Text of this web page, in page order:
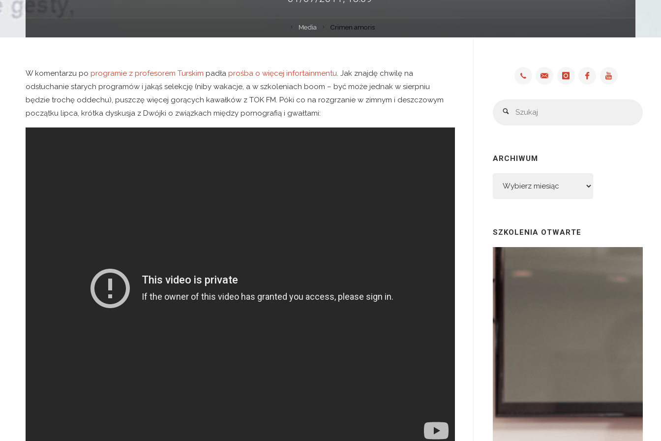
Media Crimen amoris
W komentarzu po programie z profesorem Turskim padła prośba o więcej infortainmentu. Jak znajdę chwilę na
odsłuchanie starych programów i jakąś selekcję (niby wakacje, a w szkoleniach boom – być może jednak w sierpniu
będzie trochę oddechu), puszczę więcej gorących kawałków z TOK FM. Póki co na rozgrzanie w zimnym i deszczowym
początku lipca, krótka dyskusja z Dwójki o związkach między pornografią i gwałtami:
Szukaj
ARCHIWUM
SZKOLENIA OTWARTE